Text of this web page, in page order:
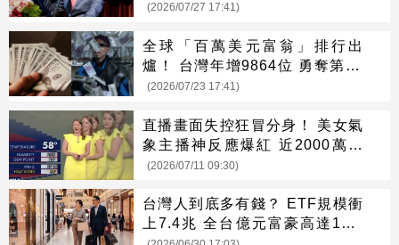
(2026/07/27 17:41)
全球「百萬美元富翁」排行出
爐！ 台灣年增9864位 勇奪第13
名
(2026/07/23 17:41)
直播畫面失控狂冒分身！ 美女氣
象主播神反應爆紅 近2000萬人
笑翻
(2026/07/11 09:30)
台灣人到底多有錢？ ETF規模衝
上7.4兆 全台億元富豪高達11.8